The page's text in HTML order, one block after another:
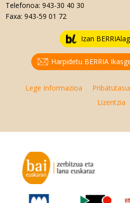
Telefonoa: 943-30 40 30
Faxa: 943-59 01 72
Izan
Harpidetu BERRIA
Lege Informazioa
Lizentzia